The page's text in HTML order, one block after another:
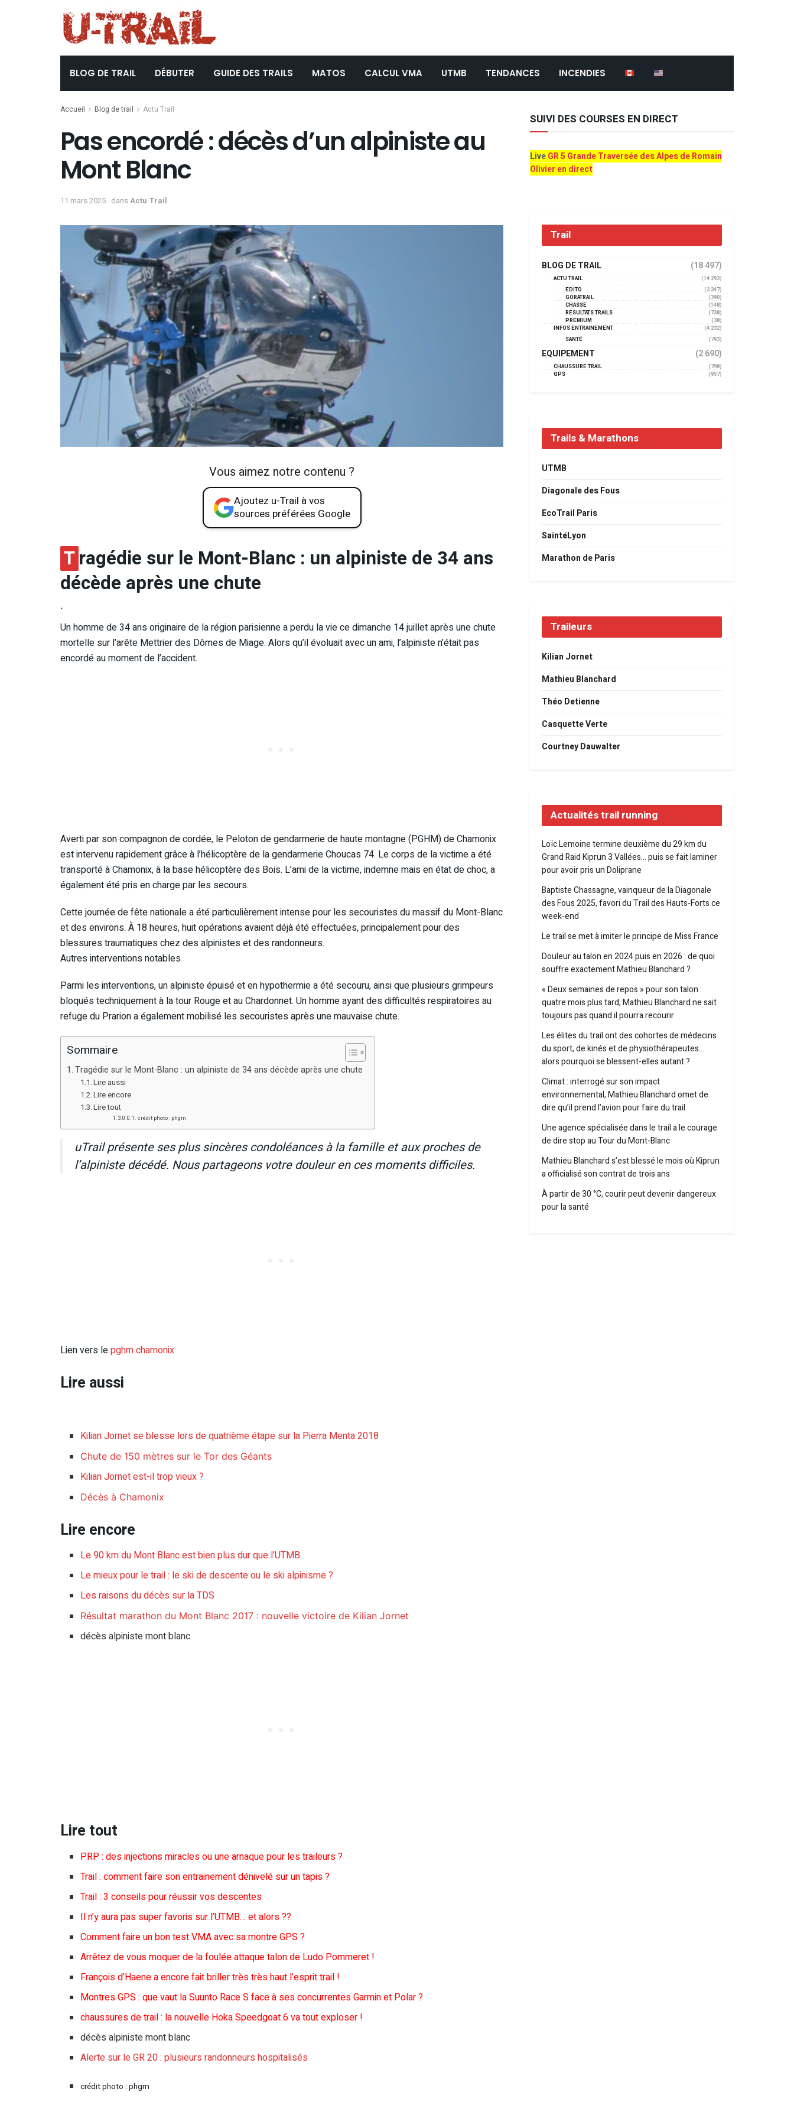
BLOG DE TRAIL DÉBUTER GUIDE DES TRAILS MATOS CALCUL VMA UTMB TENDANCES INCENDIES
Accueil Blog de trail Actu Trail
Pas encordé : décès d’un alpiniste au
Mont Blanc
11 mars 2025 dansActu Trail
Vous aimez notre contenu ?
Ajoutez u-Trail à vos
sources préférées Google
Tragédie sur le Mont-Blanc : un alpiniste de 34 ans
décède après une chute
`
Un homme de 34 ans originaire de la région parisienne a perdu la vie ce dimanche 14 juillet après une chute
mortelle sur l’arête Mettrier des Dômes de Miage. Alors qu’il évoluait avec un ami, l’alpiniste n’était pas
encordé au moment de l’accident.
Averti par son compagnon de cordée, le Peloton de gendarmerie de haute montagne (PGHM) de Chamonix
est intervenu rapidement grâce à l’hélicoptère de la gendarmerie Choucas 74. Le corps de la victime a été
transporté à Chamonix, à la base hélicoptère des Bois. L’ami de la victime, indemne mais en état de choc, a
également été pris en charge par les secours.
Cette journée de fête nationale a été particulièrement intense pour les secouristes du massif du Mont-Blanc
et des environs. À 18 heures, huit opérations avaient déjà été effectuées, principalement pour des
blessures traumatiques chez des alpinistes et des randonneurs.
Autres interventions notables
Parmi les interventions, un alpiniste épuisé et en hypothermie a été secouru, ainsi que plusieurs grimpeurs
bloqués techniquement à la tour Rouge et au Chardonnet. Un homme ayant des difficultés respiratoires au
refuge du Prarion a également mobilisé les secouristes après une mauvaise chute.
Sommaire
Tragédie sur le Mont-Blanc : un alpiniste de 34 ans décède après une chute
Lire aussi
Lire encore
Lire tout
crédit photo : phgm
uTrail présente ses plus sincères condoléances à la famille et aux proches de
l’alpiniste décédé. Nous partageons votre douleur en ces moments difficiles.
Lien vers lepghm chamonix
Lire aussi
Kilian Jornet se blesse lors de quatrième étape sur la Pierra Menta 2018
Chute de 150 mètres sur le Tor des Géants
Kilian Jornet est-il trop vieux ?
Décès à Chamonix
Lire encore
Le 90 km du Mont Blanc est bien plus dur que l’UTMB
Le mieux pour le trail : le ski de descente ou le ski alpinisme ?
Les raisons du décès sur la TDS
Résultat marathon du Mont Blanc 2017 : nouvelle victoire de Kilian Jornet
décès alpiniste mont blanc
Lire tout
PRP : des injections miracles ou une arnaque pour les traileurs ?
Trail : comment faire son entrainement dénivelé sur un tapis ?
Trail : 3 conseils pour réussir vos descentes
Il n’y aura pas super favoris sur l’UTMB… et alors ??
Comment faire un bon test VMA avec sa montre GPS ?
Arrêtez de vous moquer de la foulée attaque talon de Ludo Pommeret !
François d’Haene a encore fait briller très très haut l’esprit trail !
Montres GPS : que vaut la Suunto Race S face à ses concurrentes Garmin et Polar ?
chaussures de trail : la nouvelle Hoka Speedgoat 6 va tout exploser !
décès alpiniste mont blanc
Alerte sur le GR 20 : plusieurs randonneurs hospitalisés
crédit photo : phgm
SUIVI DES COURSES EN DIRECT
LiveGR 5 Grande Traversée des Alpes de Romain
Olivier en direct
Trail
BLOG DE TRAIL (18 497)
ACTU TRAIL
(14 293)
EDITO
(3 347)
GORATRAIL
(390)
CHASSE
(148)
RÉSULTATS TRAILS
(738)
PREMIUM
(38)
INFOS ENTRAINEMENT
(4 232)
SANTÉ
(793)
EQUIPEMENT (2 690)
CHAUSSURE TRAIL
(798)
GPS
(957)
Trails & Marathons
UTMB
Diagonale des Fous
EcoTrail Paris
SaintéLyon
Marathon de Paris
Traileurs
Kilian Jornet
Mathieu Blanchard
Théo Detienne
Casquette Verte
Courtney Dauwalter
Actualités trail running
Loïc Lemoine termine deuxième du 29 km du
Grand Raid Kiprun 3 Vallées… puis se fait laminer
pour avoir pris un Doliprane
Baptiste Chassagne, vainqueur de la Diagonale
des Fous 2025, favori du Trail des Hauts-Forts ce
week-end
Le trail se met à imiter le principe de Miss France
Douleur au talon en 2024 puis en 2026 : de quoi
souffre exactement Mathieu Blanchard ?
« Deux semaines de repos » pour son talon :
quatre mois plus tard, Mathieu Blanchard ne sait
toujours pas quand il pourra recourir
Les élites du trail ont des cohortes de médecins
du sport, de kinés et de physiothérapeutes…
alors pourquoi se blessent-elles autant ?
Climat : interrogé sur son impact
environnemental, Mathieu Blanchard omet de
dire qu’il prend l’avion pour faire du trail
Une agence spécialisée dans le trail a le courage
de dire stop au Tour du Mont-Blanc
Mathieu Blanchard s’est blessé le mois où Kiprun
a officialisé son contrat de trois ans
À partir de 30 °C, courir peut devenir dangereux
pour la santé